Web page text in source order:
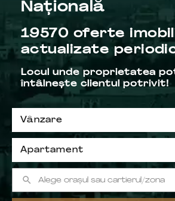
Naţională
19570 oferte
actualizate
Locul unde proprietatea
întâlneşte clientul potrivit!